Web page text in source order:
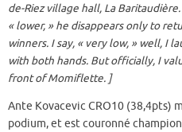
de-Riez village hall, La
« lower, » he disappears only to
winners. I say, « very low, » well, I
with both hands. But officially, I
front of Momiflette. ]
Ante Kovacevic CRO10 (38,4pts)
podium, et est couronné